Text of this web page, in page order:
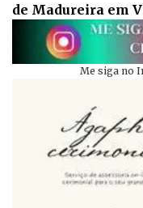
de Madureira em
Me siga no